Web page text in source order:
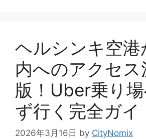
ヘルシンキ空港
内へのアクセス
版！Uber乗り
ず行く完全ガイ
2026年3月16日 by CityNomix